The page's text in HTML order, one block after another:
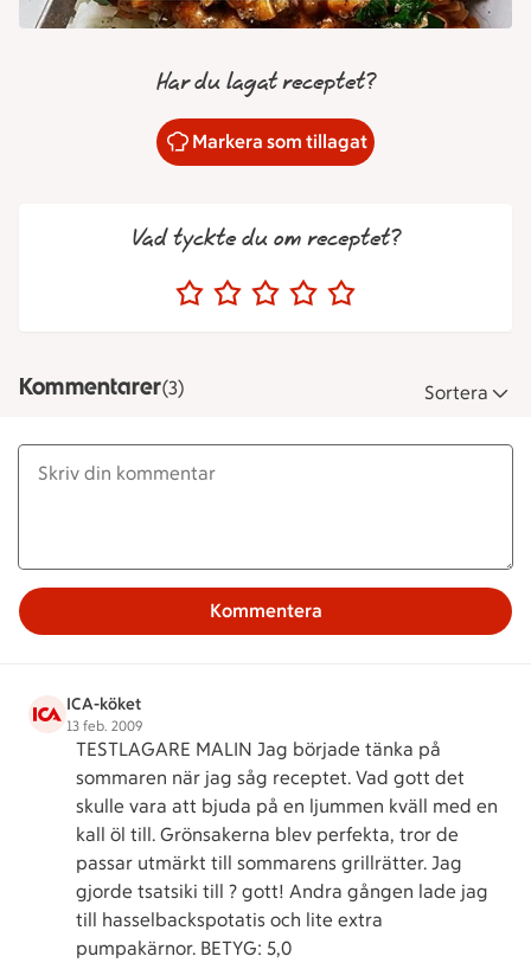
Har du lagat receptet?
Markera som tillagat
Vad tyckte du om receptet?
Kommentarer(3) Sortera
Kommentera
ICA-köket
13 feb. 2009
TESTLAGARE MALIN Jag började tänka på
sommaren när jag såg receptet. Vad gott det
skulle vara att bjuda på en ljummen kväll med en
kall öl till. Grönsakerna blev perfekta, tror de
passar utmärkt till sommarens grillrätter. Jag
gjorde tsatsiki till ? gott! Andra gången lade jag
till hasselbackspotatis och lite extra
pumpakärnor. BETYG: 5,0